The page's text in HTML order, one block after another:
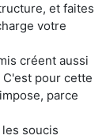
et faites
votre
créent aussi
pour cette
parce
soucis